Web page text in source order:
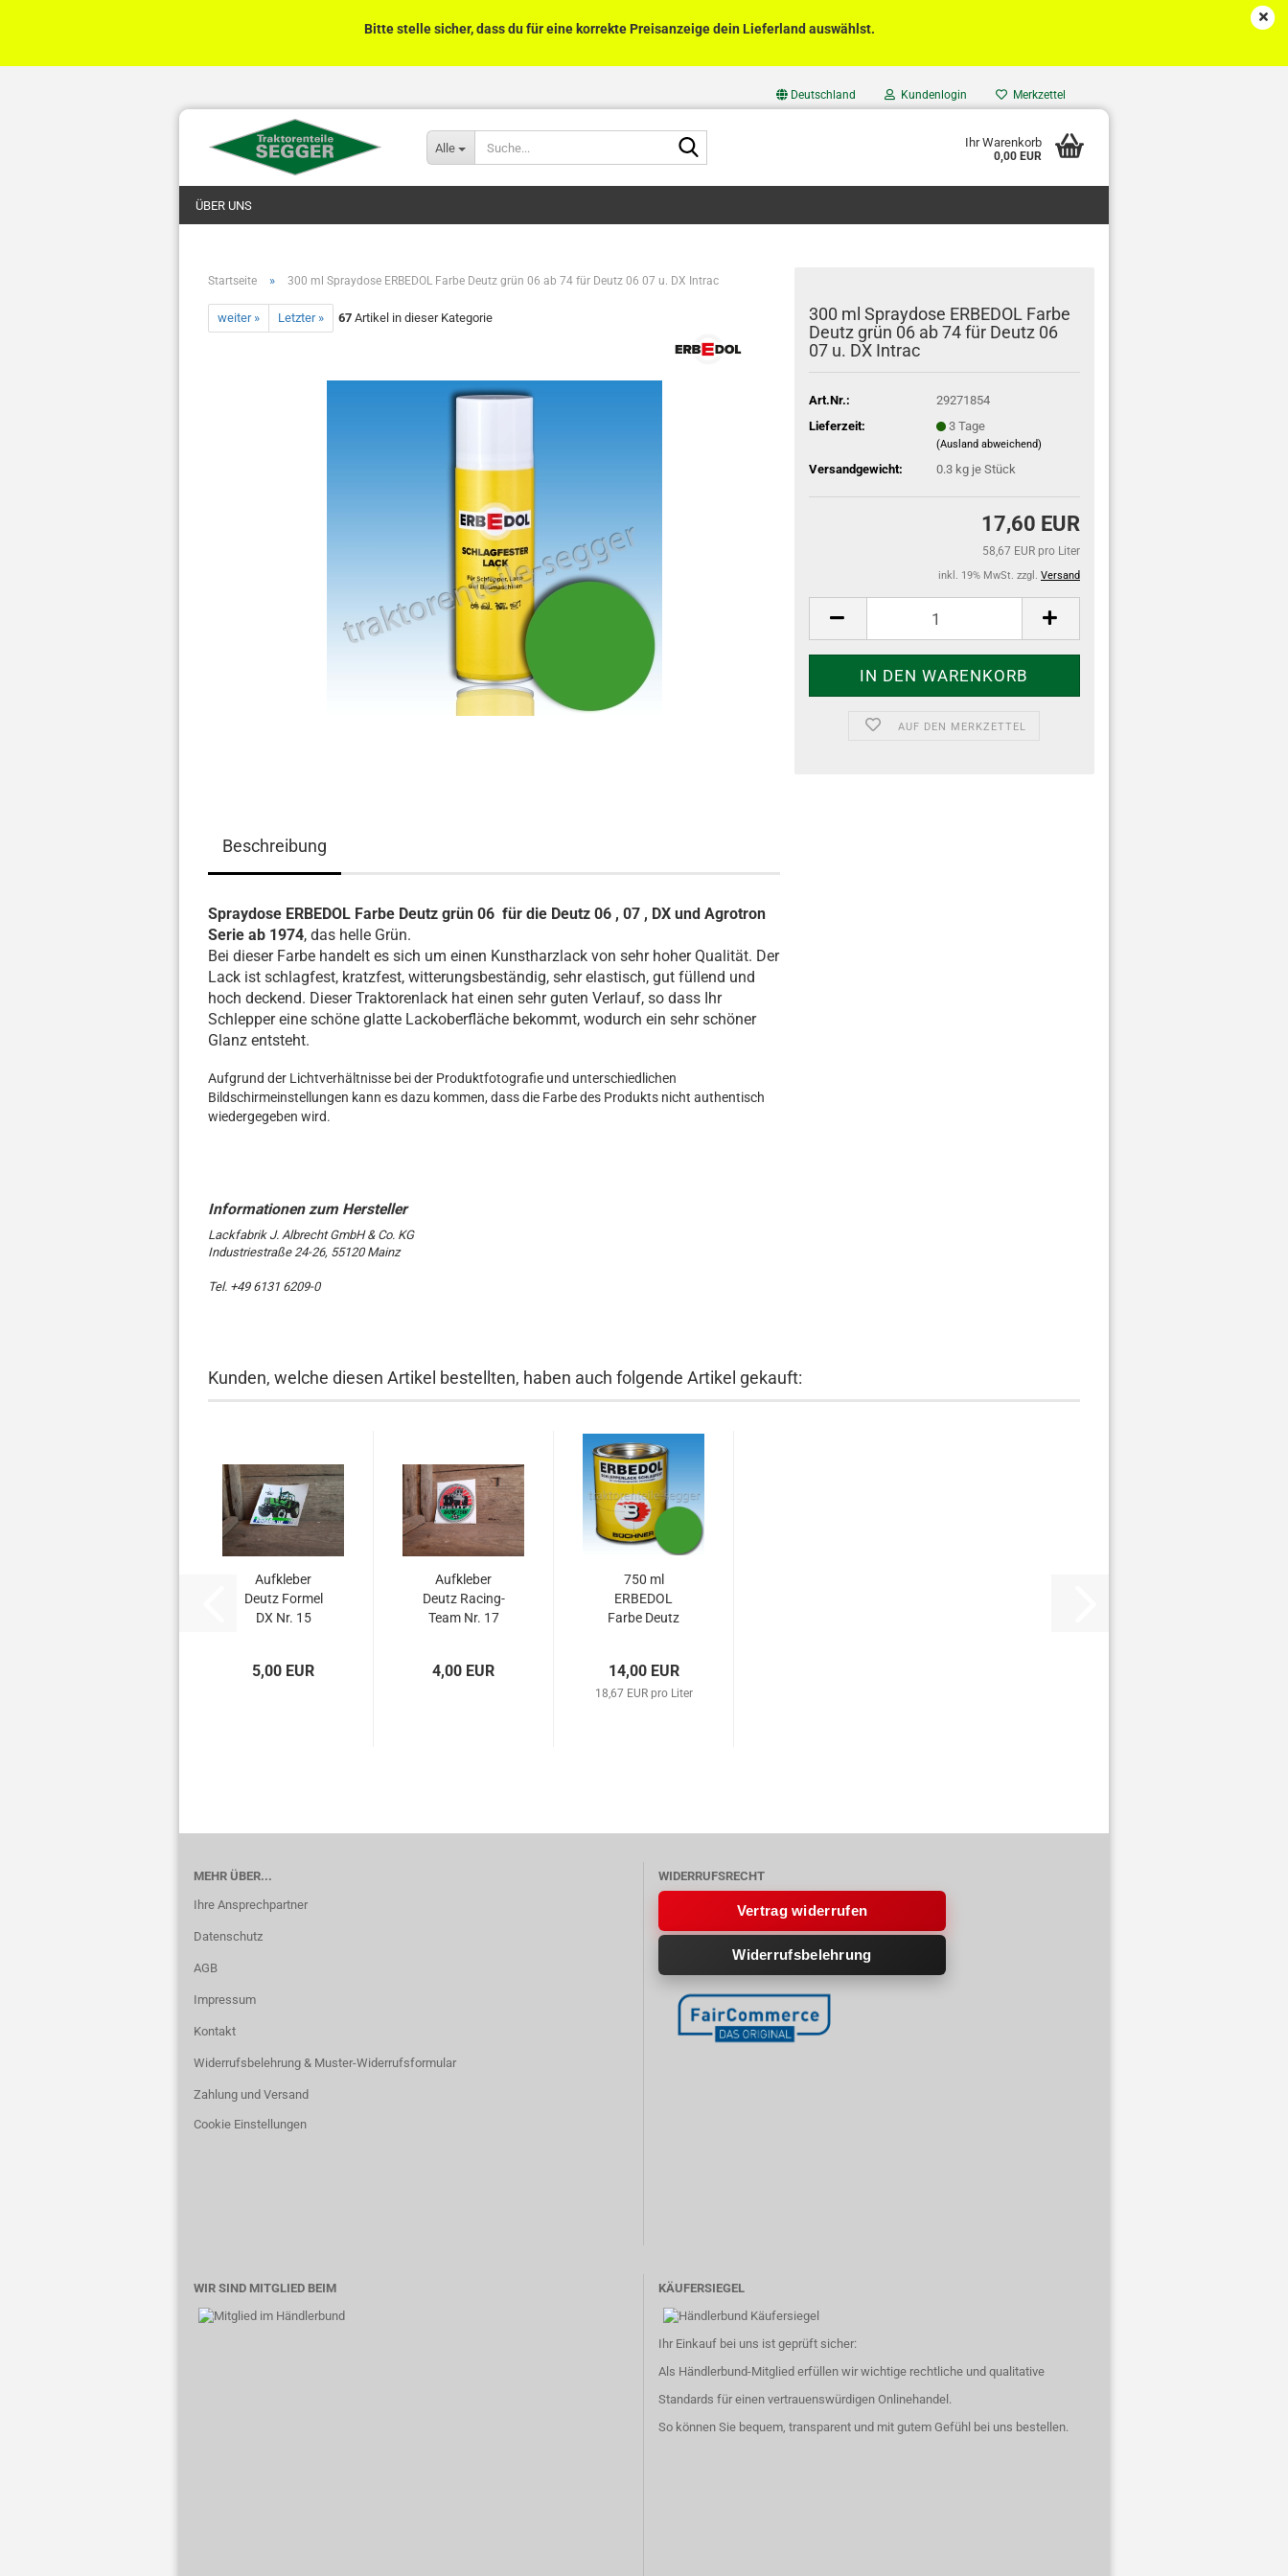
Deutschland Kundenlogin Merkzettel
Alle Ihr Warenkorb
0,00 EUR
Bitte stelle sicher, dass du für eine korrekte Preisanzeige dein Lieferland auswählst.
ÜBER UNS
Startseite » 300 ml Spraydose ERBEDOL Farbe Deutz grün 06 ab 74 für Deutz 06 07 u. DX Intrac
weiter » Letzter » 67 Artikel in dieser Kategorie
300 ml Spraydose ERBEDOL Farbe
Deutz grün 06 ab 74 für Deutz 06
07 u. DX Intrac
Art.Nr.:
29271854
Lieferzeit:
3 Tage
(Ausland abweichend)
Versandgewicht: 0.3kg je Stück
17,60 EUR
58,67 EUR pro Liter
inkl. 19% MwSt. zzgl. Versand
AUF DEN MERKZETTEL
Beschreibung
Spraydose ERBEDOL Farbe Deutz grün 06 für die Deutz 06 , 07 , DX und Agrotron
Serie ab 1974, das helle Grün.
Bei dieser Farbe handelt es sich um einen Kunstharzlack von sehr hoher Qualität. Der
Lack ist schlagfest, kratzfest, witterungsbeständig, sehr elastisch, gut füllend und
hoch deckend. Dieser Traktorenlack hat einen sehr guten Verlauf, so dass Ihr
Schlepper eine schöne glatte Lackoberfläche bekommt, wodurch ein sehr schöner
Glanz entsteht.
Aufgrund der Lichtverhältnisse bei der Produktfotografie und unterschiedlichen
Bildschirmeinstellungen kann es dazu kommen, dass die Farbe des Produkts nicht authentisch
wiedergegeben wird.
Lackfabrik J. Albrecht GmbH & Co. KG
Industriestraße 24-26, 55120 Mainz
Tel. +49 6131 6209-0
Kunden, welche diesen Artikel bestellten, haben auch folgende Artikel gekauft:
Aufkleber
Deutz Formel
DX Nr. 15
5,00 EUR
Aufkleber
Deutz Racing-
Team Nr. 17
4,00 EUR
750 ml
ERBEDOL
Farbe Deutz
14,00 EUR
18,67 EUR pro Liter
MEHR ÜBER...
Ihre Ansprechpartner
Datenschutz
AGB
Impressum
Kontakt
Widerrufsbelehrung & Muster-Widerrufsformular
Zahlung und Versand
Cookie Einstellungen
WIDERRUFSRECHT
Vertrag widerrufen
Widerrufsbelehrung
WIR SIND MITGLIED BEIM KÄUFERSIEGEL
Ihr Einkauf bei uns ist geprüft sicher:
Als Händlerbund-Mitglied erfüllen wir wichtige rechtliche und qualitative
Standards für einen vertrauenswürdigen Onlinehandel.
So können Sie bequem, transparent und mit gutem Gefühl bei uns bestellen.